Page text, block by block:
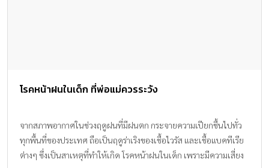
โรคหน้าฝนในเด็ก ที่พ่อแม่ควรระวัง
จากสภาพอากาศในช่วงฤดูฝนที่มีฝนตก กระจายความเปียกชื้นไปทั่ว
ทุกพื้นที่ของประเทศ ถือเป็นฤดูร่าเริงของเชื้อไวรัส และเชื้อแบคทีเรีย
ต่างๆ ซึ่งเป็นสาเหตุที่ทำให้เกิด โรคหน้าฝนในเด็ก เพราะมีความเสี่ยง